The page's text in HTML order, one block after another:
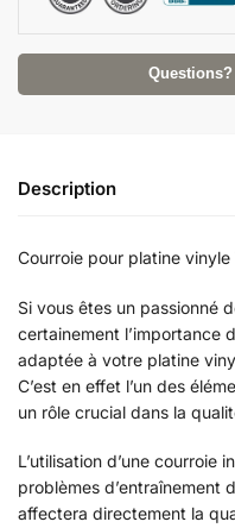
Description
Courroie pour platine vinyle
Si vous êtes un passionné
certainement l’importance
adaptée à votre platine
C’est en effet l’un des
un rôle crucial dans la
L’utilisation d’une courroie
problèmes d’entraînement
affectera directement la